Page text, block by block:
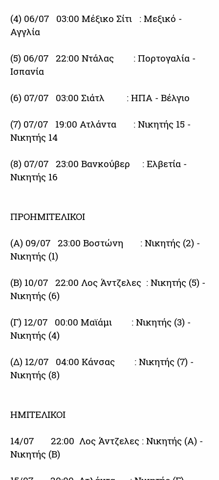
(4) 06/07 03:00 Μέξικο Σίτι : Μεξικό -
Αγγλία
(5) 06/07 22:00 Ντάλας : Πορτογαλία -
Ισπανία
(6) 07/07 03:00 Σιάτλ : ΗΠΑ - Βέλγιο
(7) 07/07 19:00 Ατλάντα : Νικητής 15 -
Νικητής 14
(8) 07/07 23:00 Βανκούβερ : Ελβετία -
Νικητής 16
ΠΡΟΗΜΙΤΕΛΙΚΟΙ
(Α) 09/07 23:00 Βοστώνη : Νικητής (2) -
Νικητής (1)
(Β) 10/07 22:00 Λος Άντζελες : Νικητής (5) -
Νικητής (6)
(Γ) 12/07 00:00 Μαϊάμι : Νικητής (3) -
Νικητής (4)
(Δ) 12/07 04:00 Κάνσας : Νικητής (7) -
Νικητής (8)
ΗΜΙΤΕΛΙΚΟΙ
14/07 22:00 Λος Άντζελες : Νικητής (Α) -
Νικητής (Β)